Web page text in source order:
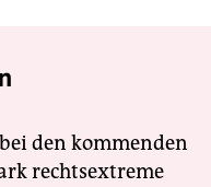
den kommenden
rechtsextreme